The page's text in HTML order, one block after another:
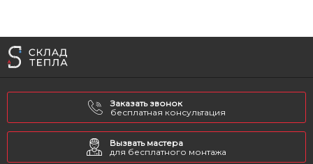
Заказать звонок
бесплатная консультация
Вызвать мастера
для бесплатного монтажа